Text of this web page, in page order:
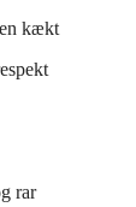
kækt
rar